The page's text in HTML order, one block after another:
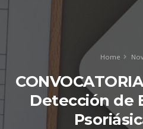
Home
Detección de